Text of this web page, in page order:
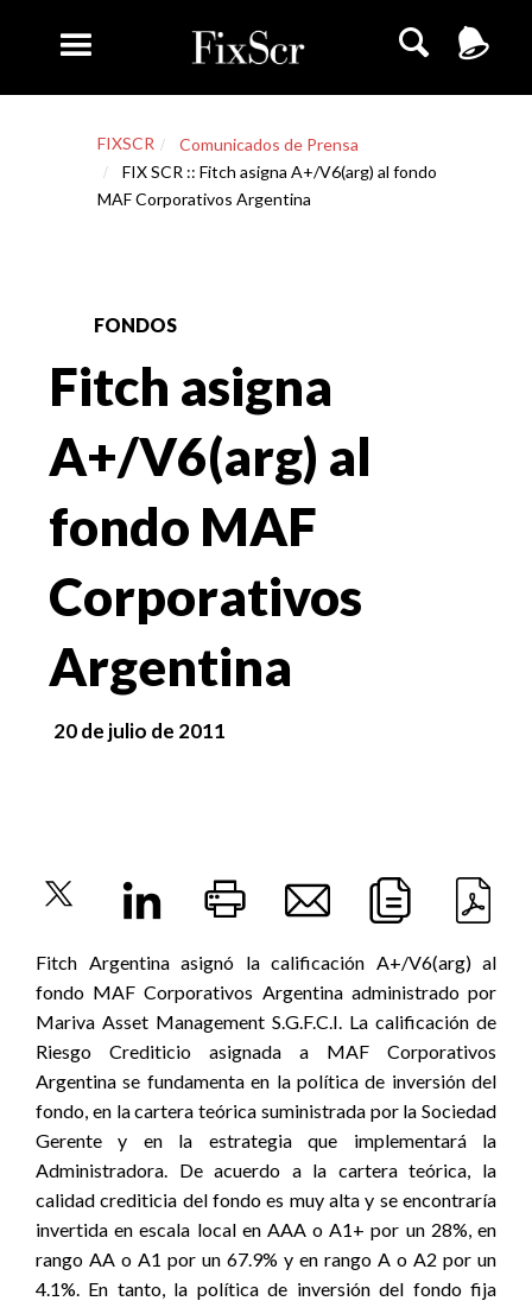
FIXSCR
Comunicados de Prensa
FIX SCR :: Fitch asigna A+/V6(arg) al fondo
MAF Corporativos Argentina
FONDOS
Fitch asigna
A+/V6(arg) al
fondo MAF
Corporativos
Argentina
20 de julio de 2011
Fitch Argentina asignó la calificación A+/V6(arg) al
fondo MAF Corporativos Argentina administrado por
Mariva Asset Management S.G.F.C.I. La calificación de
Riesgo Crediticio asignada a MAF Corporativos
Argentina se fundamenta en la política de inversión del
fondo, en la cartera teórica suministrada por la Sociedad
Gerente y en la estrategia que implementará la
Administradora. De acuerdo a la cartera teórica, la
calidad crediticia del fondo es muy alta y se encontraría
invertida en escala local en AAA o A1+ por un 28%, en
rango AA o A1 por un 67.9% y en rango A o A2 por un
4.1%. En tanto, la política de inversión del fondo fija